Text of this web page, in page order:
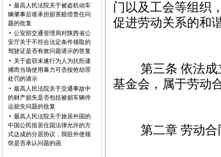
最高人民法院关于被盗机动车
辆肇事后谁承担损害赔偿责任问
题的批复
公安部交通管理局对陕西省公
安厅关于不符合法定条件领取的
驾驶证是否有效问题请示的答复
关于盗窃未遂行为人为抗拒逮
捕而当场使用暴力可否按抢劫罪
处罚的请示
最高人民法院关于交通事故中
的财产损失是否包括被损车辆停
运损失问题的批复
最高人民法院关于旅居外国的
中国公民按居住国法律允许的方
式达成的分居协议，我驻外使领
馆是否承认问题的函
门以及工会等组织
促进劳动关系的和
第三条 依法成立
基金会，属于劳动
第二章 劳动合